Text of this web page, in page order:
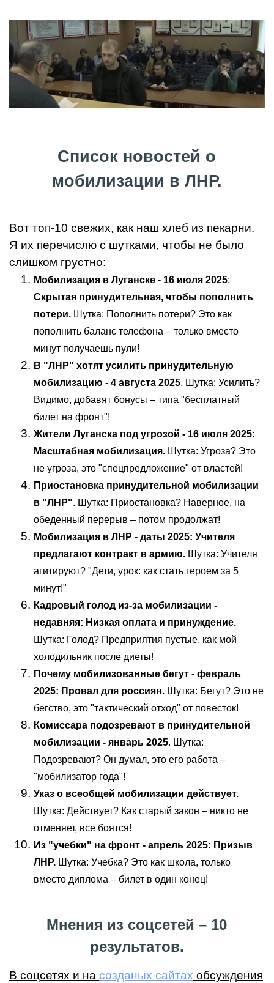
Список новостей о
мобилизации в ЛНР.
Вот топ-10 свежих, как наш хлеб из пекарни.
Я их перечислю с шутками, чтобы не было
слишком грустно:
Мобилизация в Луганске - 16 июля 2025:
Скрытая принудительная, чтобы пополнить
потери. Шутка: Пополнить потери? Это как
пополнить баланс телефона – только вместо
минут получаешь пули!
В "ЛНР" хотят усилить принудительную
мобилизацию - 4 августа 2025. Шутка: Усилить?
Видимо, добавят бонусы – типа "бесплатный
билет на фронт"!
Жители Луганска под угрозой - 16 июля 2025:
Масштабная мобилизация. Шутка: Угроза? Это
не угроза, это "спецпредложение" от властей!
Приостановка принудительной мобилизации
в "ЛНР". Шутка: Приостановка? Наверное, на
обеденный перерыв – потом продолжат!
Мобилизация в ЛНР - даты 2025: Учителя
предлагают контракт в армию. Шутка: Учителя
агитируют? "Дети, урок: как стать героем за 5
минут!"
Кадровый голод из-за мобилизации -
недавняя: Низкая оплата и принуждение.
Шутка: Голод? Предприятия пустые, как мой
холодильник после диеты!
Почему мобилизованные бегут - февраль
2025: Провал для россиян. Шутка: Бегут? Это не
бегство, это "тактический отход" от повесток!
Комиссара подозревают в принудительной
мобилизации - январь 2025. Шутка:
Подозревают? Он думал, это его работа –
"мобилизатор года"!
Указ о всеобщей мобилизации действует.
Шутка: Действует? Как старый закон – никто не
отменяет, все боятся!
Из "учебки" на фронт - апрель 2025: Призыв
ЛНР. Шутка: Учебка? Это как школа, только
вместо диплома – билет в один конец!
Мнения из соцсетей – 10
результатов.
В соцсетях и на созданых сайтах обсуждения